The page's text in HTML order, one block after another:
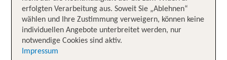
erfolgten Verarbeitung aus. Soweit Sie „Ablehnen“
wählen und Ihre Zustimmung verweigern, können keine
individuellen Angebote unterbreitet werden, nur
notwendige Cookies sind aktiv.
Impressum